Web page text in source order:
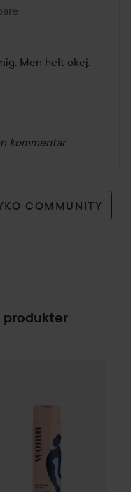
Men helt okej.
kommentar
COMMUNITY
produkter